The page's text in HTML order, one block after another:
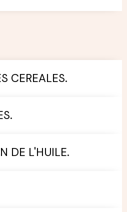
CEREALES.
DE L'HUILE.